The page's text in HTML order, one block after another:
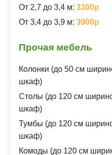
От 2,7 до 3,4 м: 3300р
От 3,4 до 3,9 м: 3900р
Прочая мебель
Колонки (до 50 см
шкаф)
Столы (до 120 см
шкаф)
Тумбы (до 120 см
шкаф)
Комоды (до 120 см